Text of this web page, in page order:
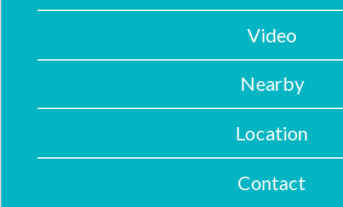
Video
Nearby
Location
Contact